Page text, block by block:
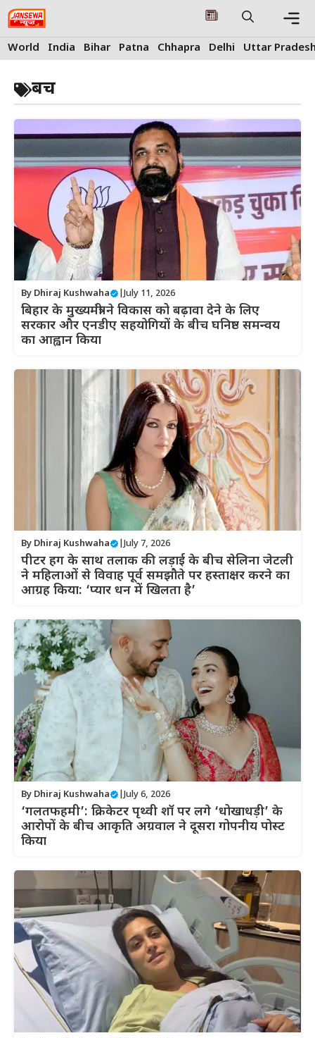
Skip
to
content
World India Bihar Patna Chhapra Delhi Uttar
बच
By Dhiraj Kushwaha July 11, 2026
बिहार के मुख्यमंत्री ने विकास को बढ़ावा देने के लिए
सरकार और एनडीए सहयोगियों के बीच घनिष्ठ समन्वय
का आह्वान किया
By Dhiraj Kushwaha July 7, 2026
पीटर हग के साथ तलाक की लड़ाई के बीच सेलिना जेटली
ने महिलाओं से विवाह पूर्व समझौते पर हस्ताक्षर करने का
आग्रह किया: ‘प्यार धन में खिलता है’
By Dhiraj Kushwaha July 6, 2026
‘गलतफहमी’: क्रिकेटर पृथ्वी शॉ पर लगे ‘धोखाधड़ी’ के
आरोपों के बीच आकृति अग्रवाल ने दूसरा गोपनीय पोस्ट
किया